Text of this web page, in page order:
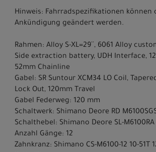
Hinweis: Fahrradspezifikationen können
Ankündigung geändert werden.
Rahmen: Alloy S-XL=29´´, 6061 Alloy
Side extraction battery, UDH Interface,
52mm Chainline
Gabel: SR Suntour XCM34 LO Coil,
Lock Out, 120mm Travel
Gabel Federweg: 120 mm
Schaltwerk: Shimano Deore RD
Schalthebel: Shimano Deore SL-M6100RA
Anzahl Gänge: 12
Zahnkranz: Shimano CS-M6100-12 10-51T